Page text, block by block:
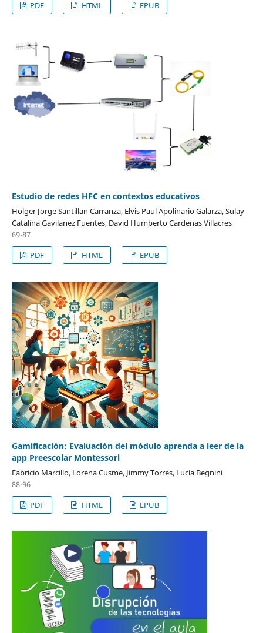
PDF
HTML EPUB
Estudio de redes HFC en contextos educativos
Holger Jorge Santillan Carranza, Elvis Paul Apolinario Galarza, Sulay
Catalina Gavilanez Fuentes, David Humberto Cardenas Villacres
69-87
PDF
HTML EPUB
Gamificación: Evaluación del módulo aprenda a leer de la
app Preescolar Montessori
Fabricio Marcillo, Lorena Cusme, Jimmy Torres, Lucía Begnini
88-96
PDF
HTML EPUB